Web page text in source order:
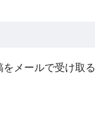
をメールで受け取る